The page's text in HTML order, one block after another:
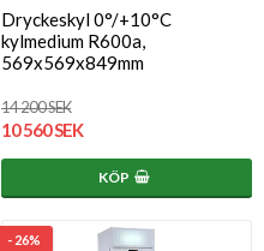
Dryckeskyl 0°/+10°C
kylmedium R600a,
569x569x849mm
14 200 SEK
10 560 SEK
KÖP
- 26%